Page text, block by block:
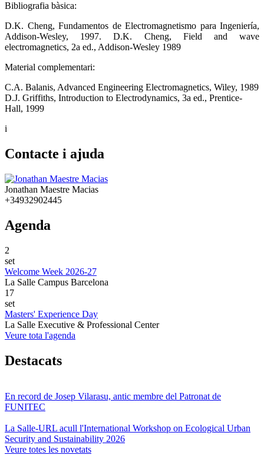
Bibliografia bàsica:
D.K. Cheng, Fundamentos de Electromagnetismo para Ingeniería,
Addison-Wesley, 1997. D.K. Cheng, Field and wave
electromagnetics, 2a ed., Addison-Wesley 1989
Material complementari:
C.A. Balanis, Advanced Engineering Electromagnetics, Wiley, 1989
D.J. Griffiths, Introduction to Electrodynamics, 3a ed., Prentice-
Hall, 1999
i
Contacte i ajuda
Jonathan Maestre Macias
+34932902445
Agenda
2
set
Welcome Week 2026-27
La Salle Campus Barcelona
17
set
Masters' Experience Day
La Salle Executive & Professional Center
Veure tota l'agenda
Destacats
En record de Josep Vilarasu, antic membre del Patronat de
FUNITEC
La Salle-URL acull l'International Workshop on Ecological Urban
Security and Sustainability 2026
Veure totes les novetats